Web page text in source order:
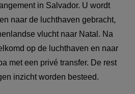
in Salvador. U wordt
naar de luchthaven gebracht,
vlucht naar Natal. Na
op de luchthaven en naar
met een privé transfer. De rest
inzicht worden besteed.